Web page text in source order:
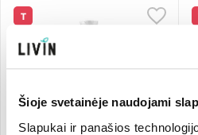
Šioje svetainėje naudojami
Slapukai ir panašios
T